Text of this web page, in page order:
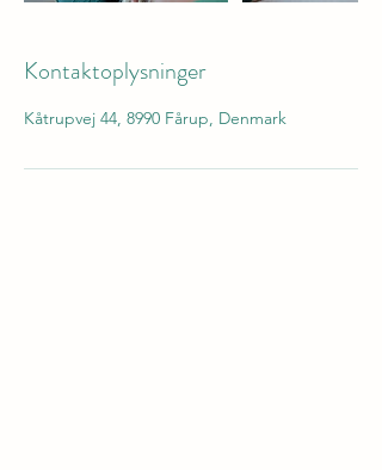
Kontaktoplysninger
Kåtrupvej 44, 8990 Fårup, Denmark